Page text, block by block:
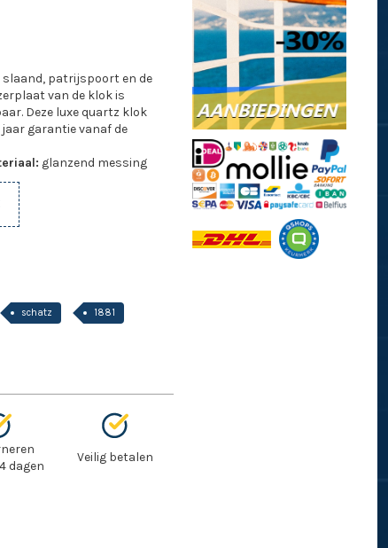
slaand, patrijspoort en de
van de klok is
Deze luxe quartz klok
jaar garantie vanaf de
glanzend messing
schatz 1881
dagen
Veilig betalen